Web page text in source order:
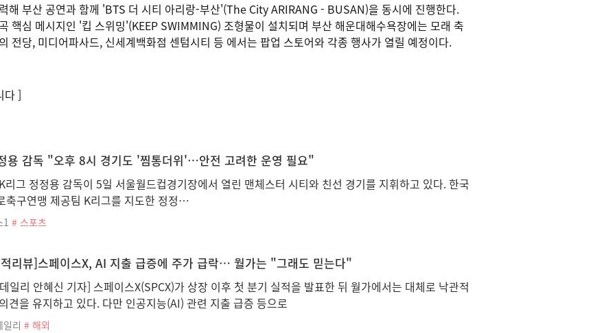
해 부산 공연과 함께 'BTS 더 시티 아리랑-부산'(The City ARIRANG - BUSAN)을 동시에 진행한다.
핵심 메시지인 '킵 스위밍'(KEEP SWIMMING) 조형물이 설치되며 부산 해운대해수욕장에는 모래 축
전당, 미디어파사드, 신세계백화점 센텀시티 등 에서는 팝업 스토어와 각종 행사가 열릴 예정이다.
다 ]
용 감독 "오후 8시 경기도 '찜통더위'…안전 고려한 운영 필요"
리그 정정용 감독이 5일 서울월드컵경기장에서 열린 맨체스터 시티와 친선 경기를 지휘하고 있다. 한국
축구연맹 제공팀 K리그를 지도한 정정…
1 # 스포츠
리뷰]스페이스X, AI 지출 급증에 주가 급락… 월가는 "그래도 믿는다"
일리 안혜신 기자] 스페이스X(SPCX)가 상장 이후 첫 분기 실적을 발표한 뒤 월가에서는 대체로 낙관적
견을 유지하고 있다. 다만 인공지능(AI) 관련 지출 급증 등으로
일리 # 해외